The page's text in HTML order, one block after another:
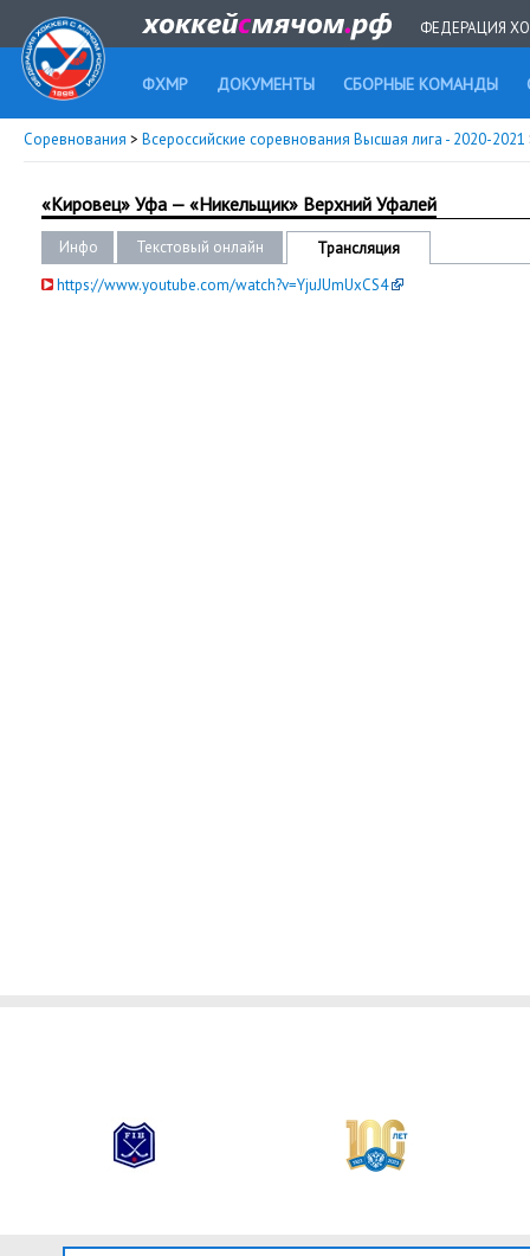
ФЕДЕРАЦИЯ
ФХМР ДОКУМЕНТЫ СБОРНЫЕ КОМАНДЫ
Соревнования > Всероссийские соревнования Высшая лига - 2020-2021
«Кировец» Уфа — «Никельщик» Верхний Уфалей
Инфо Текстовый онлайн
Трансляция
https://www.youtube.com/watch?v=YjuJUmUxCS4